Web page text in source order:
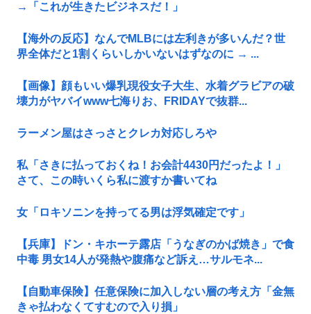
→「これが生きたビジネスだ！」
【海外の反応】なんでMLBには左利きが多いんだ？世
界全体だと1割くらいしかいないはずなのに → ...
【画像】顔もいい爆乳現役女子大生、水着グラビアの破
壊力がヤバイwww七海りお、FRIDAYで抜群...
ラーメン屋はさっさとクレカ対応しろや
私「さきに払っておくね！お会計4430円だったよ！」
さて、この時いくら私に渡すか書いてね
女「ロキソニンを持ってる男は浮気確定です」
【兵庫】ドン・キホーテ露店「うなぎのかば焼き」で食
中毒 男女14人が発熱や腹痛など訴え…サルモネ...
【自動車保険】任意保険に加入しない層の考え方「金無
きゃ払わなくてすむので入り損」